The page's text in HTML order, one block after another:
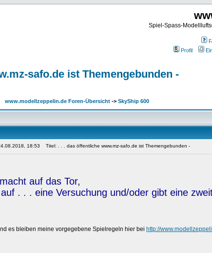
Spiel-Spass-
Profil
safo.de ist Themengebunden -
www.modellzeppelin.de Foren-Übersicht -> SkyShip 600
18:53 Titel: . . . das öffentliche www.mz-safo.de ist Themengebunden -
macht auf das Tor,
. . . eine Versuchung und/oder gibt eine
es bleiben meine vorgegebene Spielregeln hier bei http://